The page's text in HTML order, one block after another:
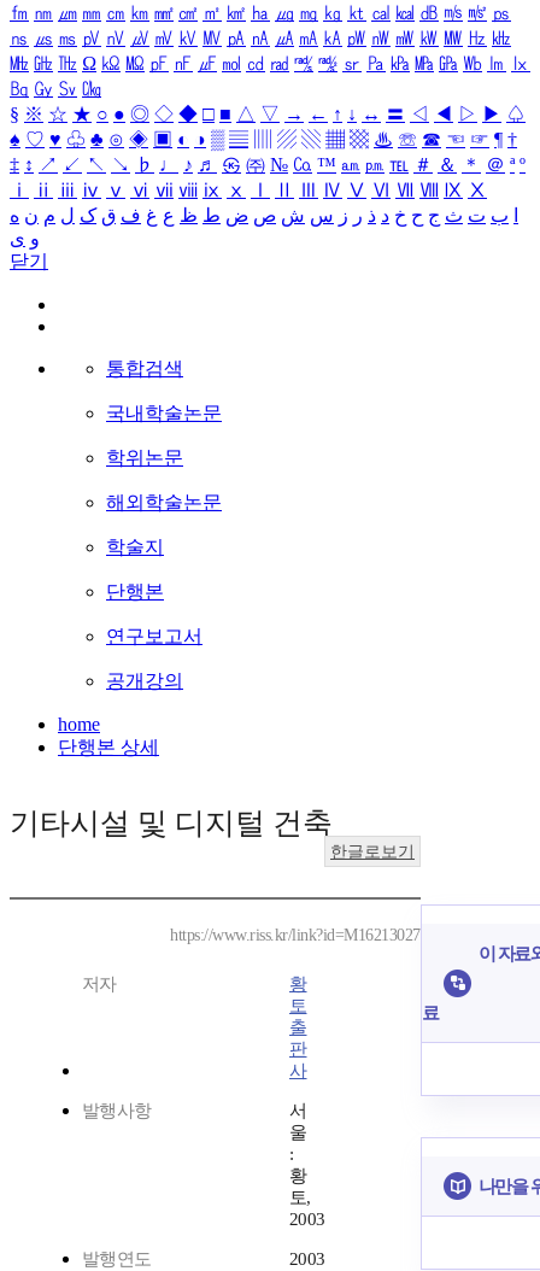
㎙ ㎚ ㎛ ㎜ ㎝ ㎞ ㎟ ㎠ ㎡ ㎢ ㏊ ㎍ ㎎ ㎏ ㏏ ㎈ ㎉ ㏈ ㎧ ㎨ ㎰
㎱ ㎲ ㎳ ㎴ ㎵ ㎶ ㎷ ㎸ ㎹ ㎀ ㎁ ㎂ ㎃ ㎄ ㎺ ㎻ ㎽ ㎾ ㎿ ㎐ ㎑
㎒ ㎓ ㎔ Ω ㏀ ㏁ ㎊ ㎋ ㎌ ㏖ ㏅ ㎭ ㎮ ㎯ ㏛ ㎩ ㎪ ㎫ ㎬ ㏝ ㏐
㏓
㏃ ㏉ ㏜ ㏆
§ ※ ☆ ★ ○ ● ◎ ◇ ◆ □ ■ △ ▽ → ← ↑ ↓ ↔ 〓 ◁ ◀ ▷ ▶ ♤
♠ ♡ ♥ ♧ ♣ ⊙ ◈ ▣ ◐ ◑ ▒ ▤ ▨ ▧ ▦ ▩ ♨ ☏ ☎ ☜ ☞ ¶ †
‡ ↕ ↗ ↙ ↖ ↘ ♭ ♩ ♪ ♬ ㉿ ㈜ № ㏇ ™ ㏂ ㏘ ℡ ＃ ＆ ＊ ＠ ª º
ⅰ
ⅱ ⅲ ⅳ ⅴ ⅵ ⅶ ⅷ ⅸ ⅹ Ⅳ Ⅴ Ⅵ Ⅶ Ⅷ Ⅸ Ⅹ
ب ت ث ج ح خ د ذ ر ز س ش ص ض ط ظ ع غ ف ق ک ل م ن ه
و ی
닫기
통합검색
국내학술논문
학위논문
해외학술논문
학술지
단행본
연구보고서
공개강의
home
단행본 상세
기타시설 및 디지털 건축
한글로보기
https://www.riss.kr/link?id=M16213027
저자
황
토
출
판
사
발행사항
서
울
:
황
토,
2003
발행연도 2003
이 자료
료
나만을